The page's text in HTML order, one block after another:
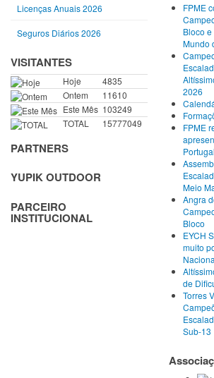
Licenças Anuais 2026
Seguros Diários 2026
VISITANTES
Hoje
4835
Ontem
11610
Este Mês 103249
TOTAL
15777049
PARTNERS
YUPIK OUTDOOR
PARCEIRO
INSTITUCIONAL
FPME
Bloco
Mundo
2026
FPME
Meio
Angra
Bloco
EYCH
muito
de
Torres
Sub-13